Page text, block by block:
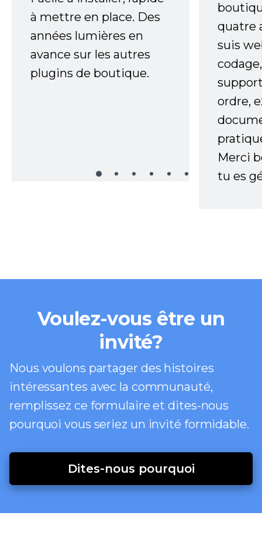
à mettre en place. Des
années lumières en
avance sur les autres
plugins de boutique.
quatre
suis
ordre,
Merci
tu es
Voulez-vous être un
invité?
Nous voulons partager des histoires
intéressantes avec la communauté,
remplissez ce formulaire et dites-nous
pourquoi vous seriez un invité formidable.
Dites-nous pourquoi